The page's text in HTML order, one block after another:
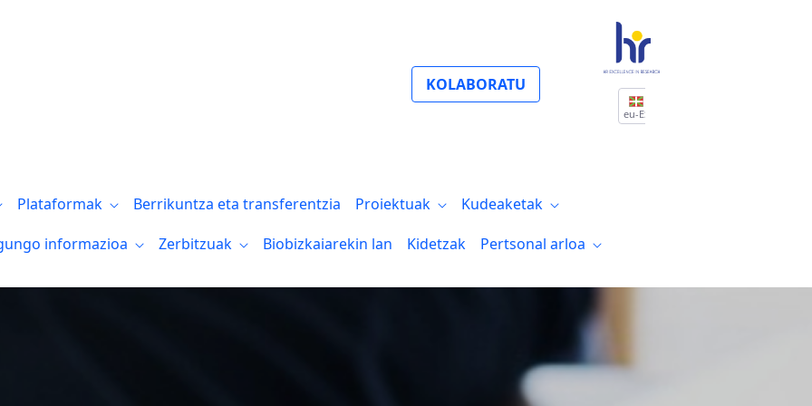
KOLABORATU
eu-ES
Plataformak Berrikuntza eta transferentzia Proiektuak
Kudeaketak
informazioa Zerbitzuak Biobizkaiarekin lan Kidetzak Pertsonal arloa